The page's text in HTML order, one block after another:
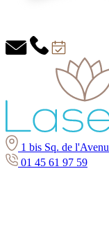
1 bis Sq. de
01 45 61 97 59